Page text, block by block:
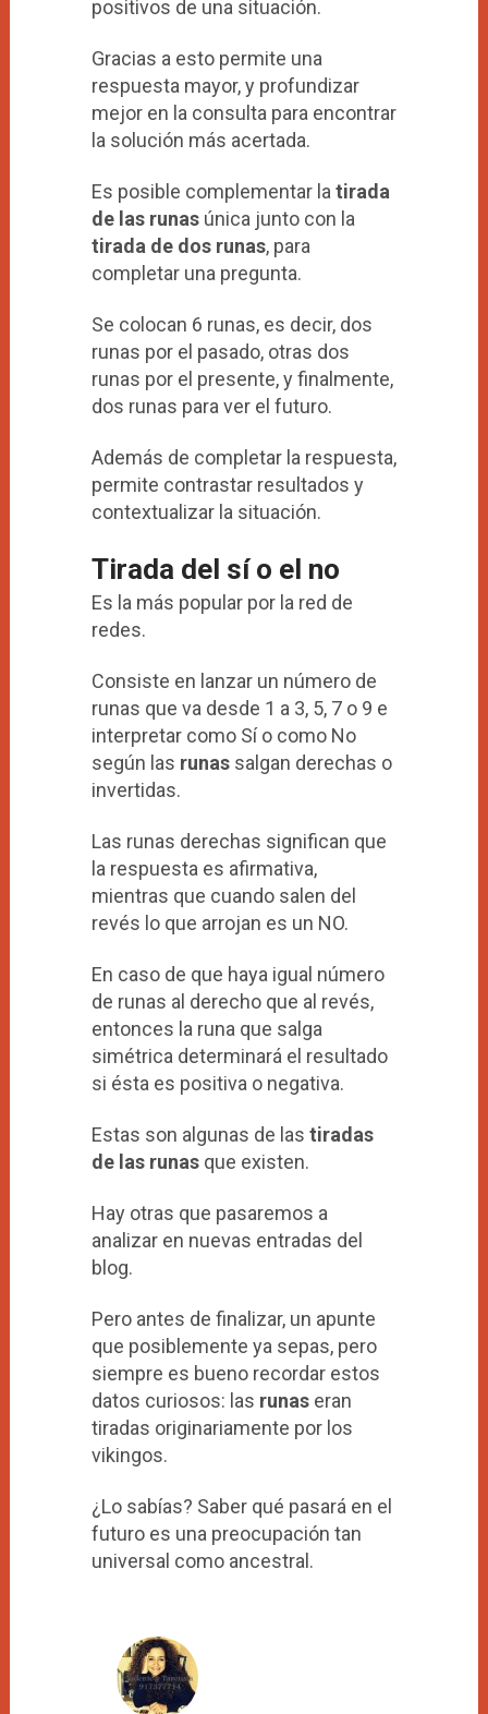
positivos de una situación.
Gracias a esto permite una
respuesta mayor, y profundizar
mejor en la consulta para encontrar
la solución más acertada.
Es posible complementar la tirada
de las runas única junto con la
tirada de dos runas, para
completar una pregunta.
Se colocan 6 runas, es decir, dos
runas por el pasado, otras dos
runas por el presente, y finalmente,
dos runas para ver el futuro.
Además de completar la respuesta,
permite contrastar resultados y
contextualizar la situación.
Tirada del sí o el no
Es la más popular por la red de
redes.
Consiste en lanzar un número de
runas que va desde 1 a 3, 5, 7 o 9 e
interpretar como Sí o como No
según las runas salgan derechas o
invertidas.
Las runas derechas significan que
la respuesta es afirmativa,
mientras que cuando salen del
revés lo que arrojan es un NO.
En caso de que haya igual número
de runas al derecho que al revés,
entonces la runa que salga
simétrica determinará el resultado
si ésta es positiva o negativa.
Estas son algunas de las tiradas
de las runas que existen.
Hay otras que pasaremos a
analizar en nuevas entradas del
blog.
Pero antes de finalizar, un apunte
que posiblemente ya sepas, pero
siempre es bueno recordar estos
datos curiosos: las runas eran
tiradas originariamente por los
vikingos.
¿Lo sabías? Saber qué pasará en el
futuro es una preocupación tan
universal como ancestral.